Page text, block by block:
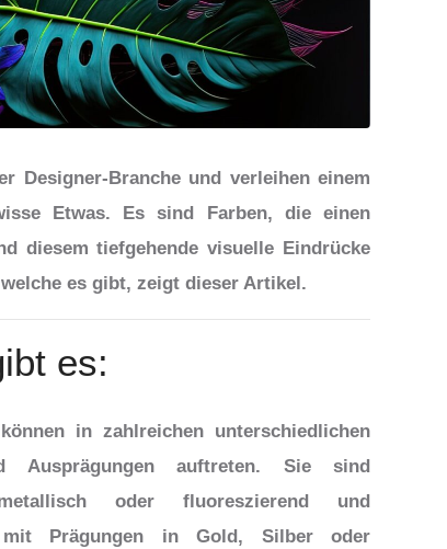
Designer-Branche und verleihen einem
Etwas. Es sind Farben, die einen
diesem tiefgehende visuelle Eindrücke
es gibt, zeigt dieser Artikel.
es:
in zahlreichen unterschiedlichen
Ausprägungen auftreten. Sie sind
oder fluoreszierend und
mit Prägungen in Gold, Silber oder